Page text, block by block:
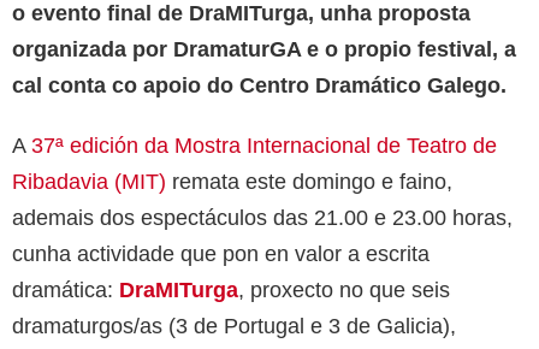
o evento final de DraMITurga, unha proposta
organizada por DramaturGA e o propio festival, a
cal conta co apoio do Centro Dramático Galego.
A 37ª edición da Mostra Internacional de Teatro de
Ribadavia (MIT) remata este domingo e faino,
ademais dos espectáculos das 21.00 e 23.00 horas,
cunha actividade que pon en valor a escrita
dramática: DraMITurga, proxecto no que seis
dramaturgos/as (3 de Portugal e 3 de Galicia),